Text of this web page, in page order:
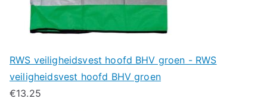
RWS veiligheidsvest hoofd BHV groen - RWS
veiligheidsvest hoofd BHV groen
€13.25